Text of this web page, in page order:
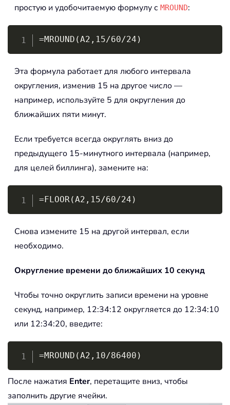
простую и удобочитаемую формулу с MROUND:
=MROUND(A2,15/60/24)
Эта формула работает для любого интервала
округления, изменив 15 на другое число —
например, используйте 5 для округления до
ближайших пяти минут.
Если требуется всегда округлять вниз до
предыдущего 15-минутного интервала (например,
для целей биллинга), замените на:
=FLOOR(A2,15/60/24)
Снова измените 15 на другой интервал, если
необходимо.
Округление времени до ближайших 10 секунд
Чтобы точно округлить записи времени на уровне
секунд, например, 12:34:12 округляется до 12:34:10
или 12:34:20, введите:
=MROUND(A2,10/86400)
После нажатия Enter, перетащите вниз, чтобы
заполнить другие ячейки.